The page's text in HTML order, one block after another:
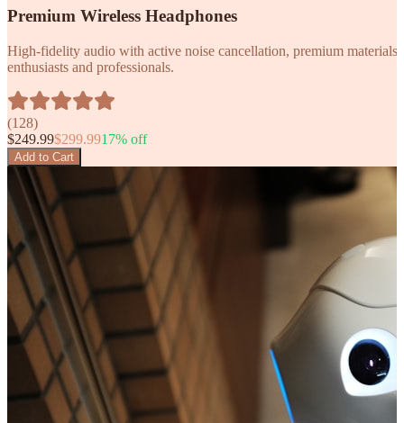
Premium Wireless Headphones
High-fidelity audio with active noise cancellation, premium
enthusiasts and professionals.
(128)
$249.99$299.9917% off
Add to Cart